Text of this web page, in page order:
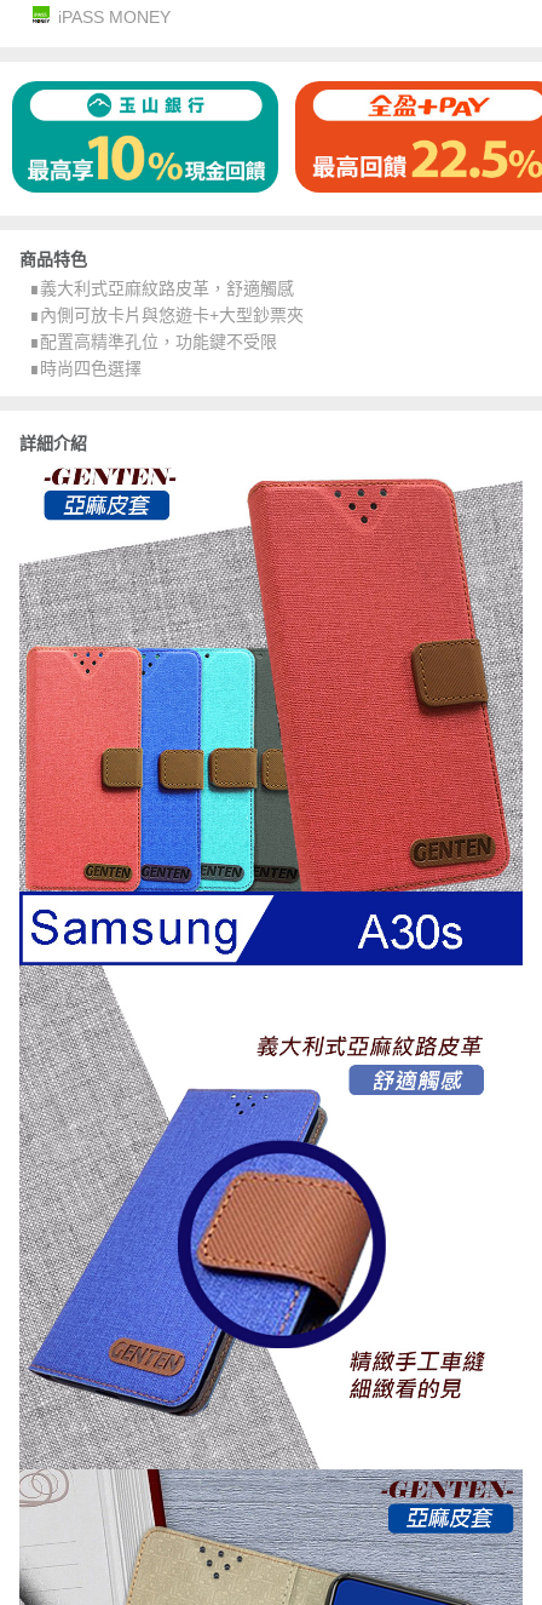
iPASS MONEY
商品特色
∎義大利式亞麻紋路皮革，舒適觸感
∎內側可放卡片與悠遊卡+大型鈔票夾
∎配置高精準孔位，功能鍵不受限
∎時尚四色選擇
詳細介紹